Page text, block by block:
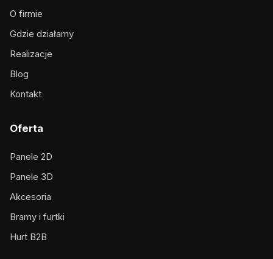
O firmie
Gdzie działamy
Realizacje
Blog
Kontakt
Oferta
Panele 2D
Panele 3D
Akcesoria
Bramy i furtki
Hurt B2B